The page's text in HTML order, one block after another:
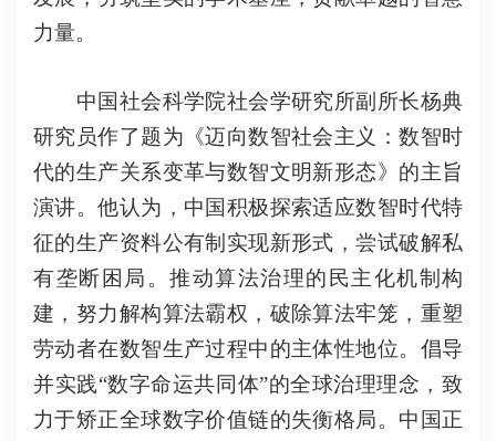
力量。
中国社会科学院社会学研究所副所长杨典
研究员作了题为《迈向数智社会主义：数智时
代的生产关系变革与数智文明新形态》的主旨
演讲。他认为，中国积极探索适应数智时代特
征的生产资料公有制实现新形式，尝试破解私
有垄断困局。推动算法治理的民主化机制构
建，努力解构算法霸权，破除算法牢笼，重塑
劳动者在数智生产过程中的主体性地位。倡导
并实践“数字命运共同体”的全球治理理念，致
力于矫正全球数字价值链的失衡格局。中国正